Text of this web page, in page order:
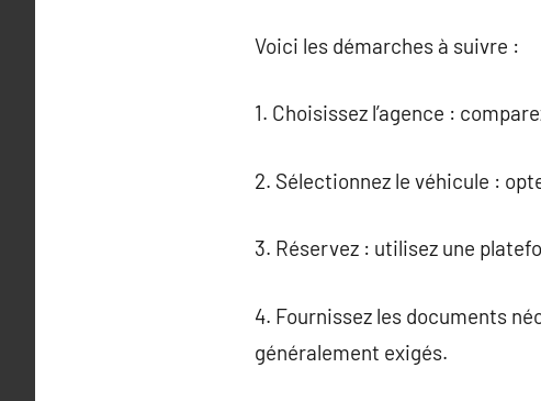
Voici les démarches à suivre :
1. Choisissez l’agence :
2. Sélectionnez le véhicule :
3. Réservez : utilisez une
4. Fournissez les documents
généralement exigés.